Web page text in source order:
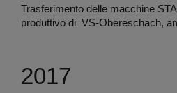
Trasferimento delle macchine
produttivo di VS-Obereschach,
2017